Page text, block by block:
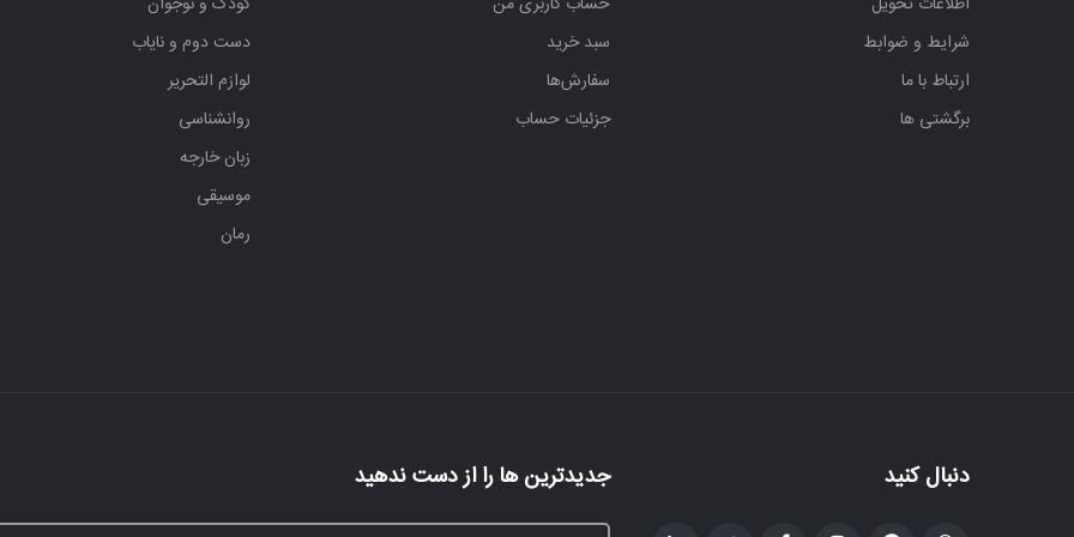
شرایط و ضوابط
ارتباط با ما
برگشتی ها
سبد خرید
سفارش‌ها
جزئیات حساب
دست دوم و نایاب
لوازم التحریر
روانشناسی
زبان خارجه
موسیقی
رمان
دنبال کنید جدیدترین ها را از دست ندهید